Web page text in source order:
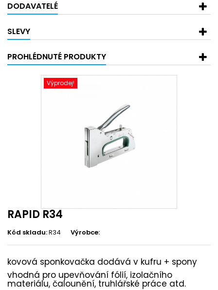
DODAVATELÉ
SLEVY
PROHLÉDNUTÉ PRODUKTY
Výprodej!
RAPID R34
Kód skladu:R34 Výrobce:
kovová sponkovačka dodává v kufru + spony
vhodná pro upevňování fólií, izolačního
materiálu, čalounění, truhlářské práce atd.